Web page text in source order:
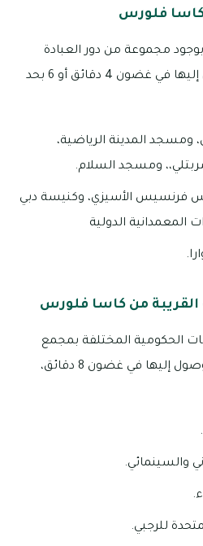
كاسا فلورس
مجموعة من دور العبادة
المتنوعة التي يمكن الوصول إليها في غضون 4 دقائق أو 6 بحد
المدينة الرياضية،
ومسجد السلام.
فرنسيس الأسيزي، وكنيسة دبي
المعمدانية الدولية
من كاسا فلورس
الحكومية المختلفة بمجمع
كاسا فلورس، وهى يمكن الوصول إليها في غضون 8 دقائق،
والسينمائي.
للرجبي.